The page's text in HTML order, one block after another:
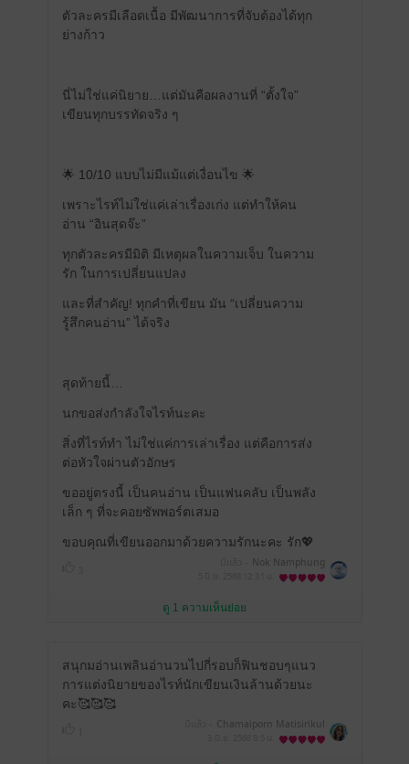
ตัวละครมีเลือดเนื้อ มีพัฒนาการที่จับต้องได้ทุก
ย่างก้าว
นี่ไม่ใช่แค่นิยาย…แต่มันคือผลงานที่ “ตั้งใจ”
เขียนทุกบรรทัดจริง ๆ
🌟 10/10 แบบไม่มีแม้แต่เงื่อนไข 🌟
เพราะไรท์ไม่ใช่แค่เล่าเรื่องเก่ง แต่ทำให้คน
อ่าน “อินสุดจ๊ะ”
ทุกตัวละครมีมิติ มีเหตุผลในความเจ็บ ในความ
รัก ในการเปลี่ยนแปลง
และที่สำคัญ! ทุกคำที่เขียน มัน “เปลี่ยนความ
รู้สึกคนอ่าน” ได้จริง
สุดท้ายนี้…
นกขอส่งกำลังใจไรท์นะคะ
สิ่งที่ไรท์ทำ ไม่ใช่แค่การเล่าเรื่อง แต่คือการส่ง
ต่อหัวใจผ่านตัวอักษร
ขออยู่ตรงนี้ เป็นคนอ่าน เป็นแฟนคลับ เป็นพลัง
เล็ก ๆ ที่จะคอยซัพพอร์ตเสมอ
ขอบคุณที่เขียนออกมาด้วยความรักนะคะ รัก💖
Nok Namphung
ดู 1 ความเห็นย่อย
สนุกมอ่านเพลินอ่านวนไปกี่รอบก็ฟินชอบๆแนว
การแต่งนิยายของไรท์นักเขียนเงินล้านด้วยนะ
คะ🥰🥰🥰
Chamaiporn Matisirikul